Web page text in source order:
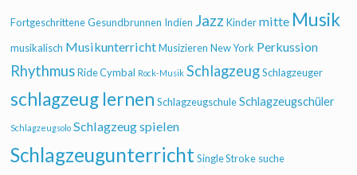
Fortgeschrittene Gesundbrunnen Indien Jazz Kinder mitte Musik
musikalisch Musikunterricht Musizieren New York Perkussion
Rhythmus Ride Cymbal Rock-Musik Schlagzeug Schlagzeuger
schlagzeug lernen Schlagzeugschule Schlagzeugschüler
Schlagzeugsolo Schlagzeug spielen
Schlagzeugunterricht Single Stroke suche